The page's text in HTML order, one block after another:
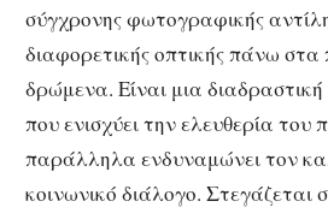
σύγχρονης φωτογραφικής
διαφορετικής οπτικής πάνω στα
δρώμενα. Είναι μια
που ενισχύει την ελευθερία του
παράλληλα ενδυναμώνει τον
κοινωνικό διάλογο. Στεγάζεται